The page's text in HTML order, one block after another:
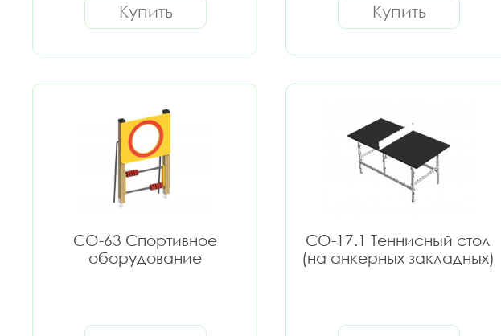
Купить Купить
СО-63 Спортивное
оборудование
СО-17.1 Теннисный стол
(на анкерных закладных)